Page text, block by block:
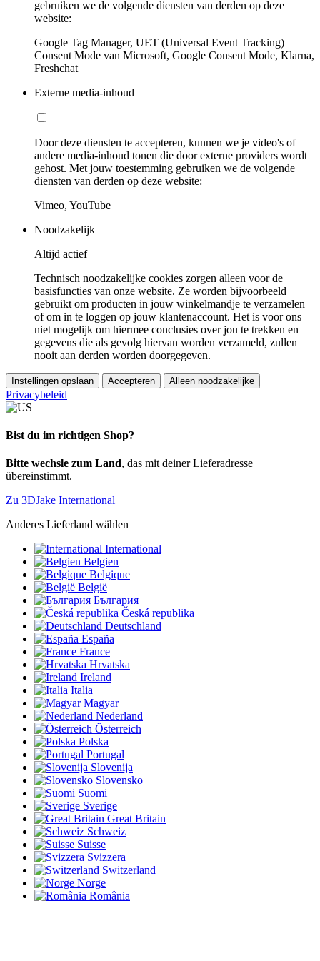
gebruiken we de volgende diensten van derden op deze
website:
Google Tag Manager, UET (Universal Event Tracking)
Consent Mode van Microsoft, Google Consent Mode, Klarna,
Freshchat
Externe media-inhoud
Door deze diensten te accepteren, kunnen we je video's of
andere media-inhoud tonen die door externe providers wordt
gehost. Met jouw toestemming gebruiken we de volgende
diensten van derden op deze website:
Vimeo, YouTube
Noodzakelijk
Altijd actief
Technisch noodzakelijke cookies zorgen alleen voor de
basisfuncties van onze website. Ze worden bijvoorbeeld
gebruikt om producten in jouw winkelmandje te verzamelen
of om in te loggen op jouw klantenaccount. Het is voor ons
niet mogelijk om hiermee conclusies over jou te trekken en
gegevens die als gevolg hiervan worden verzameld, zullen
nooit aan derden worden doorgegeven.
Instellingen opslaan Accepteren Alleen noodzakelijke
Privacybeleid
Bist du im richtigen Shop?
Bitte wechsle zum Land, das mit deiner Lieferadresse
übereinstimmt.
Zu 3DJake International
Anderes Lieferland wählen
International
Belgien
Belgique
België
България
Česká republika
Deutschland
España
France
Hrvatska
Ireland
Italia
Magyar
Nederland
Österreich
Polska
Portugal
Slovenija
Slovensko
Suomi
Sverige
Great Britain
Schweiz
Suisse
Svizzera
Switzerland
Norge
România